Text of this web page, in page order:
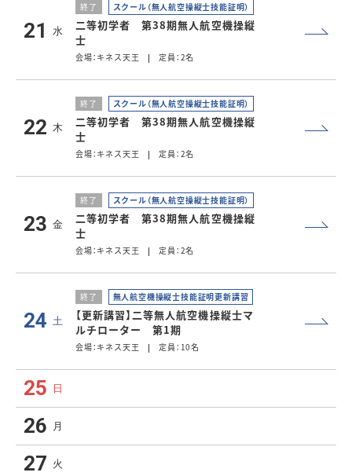
21 水
終了 スクール（無人航空操縦士技能証明）
二等初学者 第38期無人航空機操縦
士
会場：キネス天王 定員：2名
22 木
終了 スクール（無人航空操縦士技能証明）
二等初学者 第38期無人航空機操縦
士
会場：キネス天王 定員：2名
23 金
終了 スクール（無人航空操縦士技能証明）
二等初学者 第38期無人航空機操縦
士
会場：キネス天王 定員：2名
24 土
終了 無人航空機操縦士技能証明更新講習
【更新講習】二等無人航空機操縦士マ
ルチローター 第1期
会場：キネス天王 定員：10名
25 日
26 月
27 火